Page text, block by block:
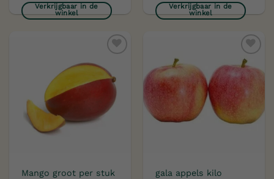
Verkrijgbaar in de
winkel
Verkrijgbaar in de
winkel
Toevoegen
aan
verlanglijst
Mango groot per stuk
Toevoegen
aan
verlanglijst
gala appels kilo